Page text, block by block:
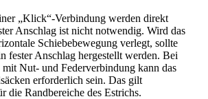
„Klick“-Verbindung werden direkt
Anschlag ist nicht notwendig. Wird das
Schiebebewegung verlegt, sollte
fester Anschlag hergestellt werden. Bei
mit Nut- und Federverbindung kann das
erforderlich sein. Das gilt
die Randbereiche des Estrichs.